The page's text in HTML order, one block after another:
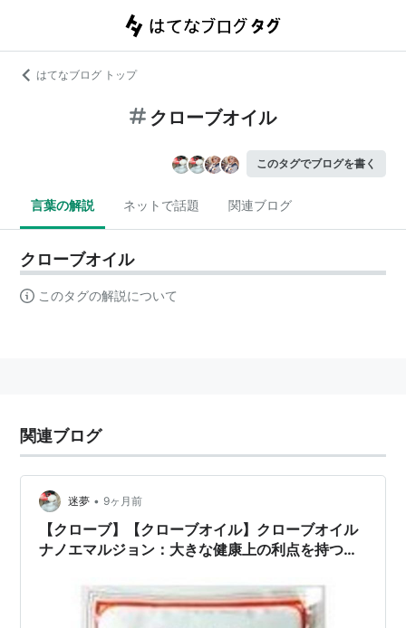
はてなブログ トップ
クローブオイル
このタグでブログを書く
言葉の解説 ネットで話題 関連ブログ
クローブオイル
このタグの解説について
関連ブログ
迷夢 • 9ヶ月前
【クローブ】【クローブオイル】クローブオイル
ナノエマルジョン：大きな健康上の利点を持つ小